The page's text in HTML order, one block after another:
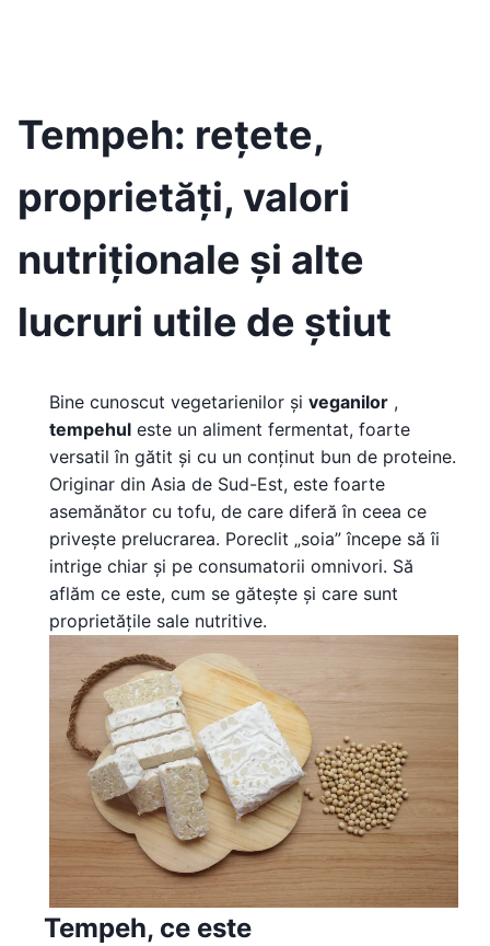
Tempeh: rețete,
proprietăți, valori
nutriționale și alte
lucruri utile de știut
Bine cunoscut vegetarienilor și veganilor ,
tempehul este un aliment fermentat, foarte
versatil în gătit și cu un conținut bun de proteine.
Originar din Asia de Sud-Est, este foarte
asemănător cu tofu, de care diferă în ceea ce
privește prelucrarea. Poreclit „soia” începe să îi
intrige chiar și pe consumatorii omnivori. Să
aflăm ce este, cum se gătește și care sunt
proprietățile sale nutritive.
Tempeh, ce este